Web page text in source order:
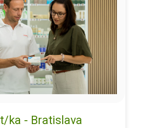
ka - Bratislava